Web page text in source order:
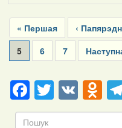
Pagination
First
page
« Першая
Previous
page
‹
Current
page
5 Page
6 Page
7
Next
page
Facebook
Twitter
VK